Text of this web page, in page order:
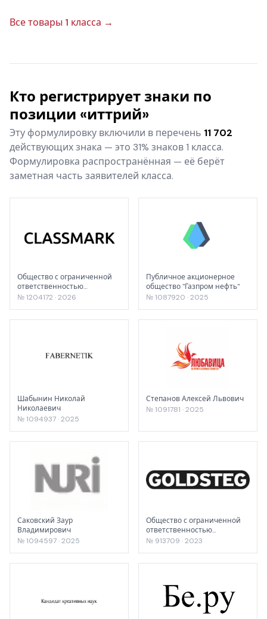
Все товары 1 класса →
Кто регистрирует знаки по
позиции «иттрий»
Эту формулировку включили в перечень 11 702
действующих знака — это 31% знаков 1 класса.
Формулировка распространённая — её берёт
заметная часть заявителей класса.
Общество с ограниченной
ответственностью
"ЦИФРОВОЙ РИТЕЙЛ"
№ 1204172 · 2026
Публичное акционерное
общество "Газпром нефть"
№ 1087920 · 2025
Шабынин Николай
Николаевич
№ 1094937 · 2025
Степанов Алексей Львович
№ 1091781 · 2025
Саковский Заур
Владимирович
№ 1094597 · 2025
Общество с ограниченной
ответственностью
«Производственное
№ 913709 · 2023